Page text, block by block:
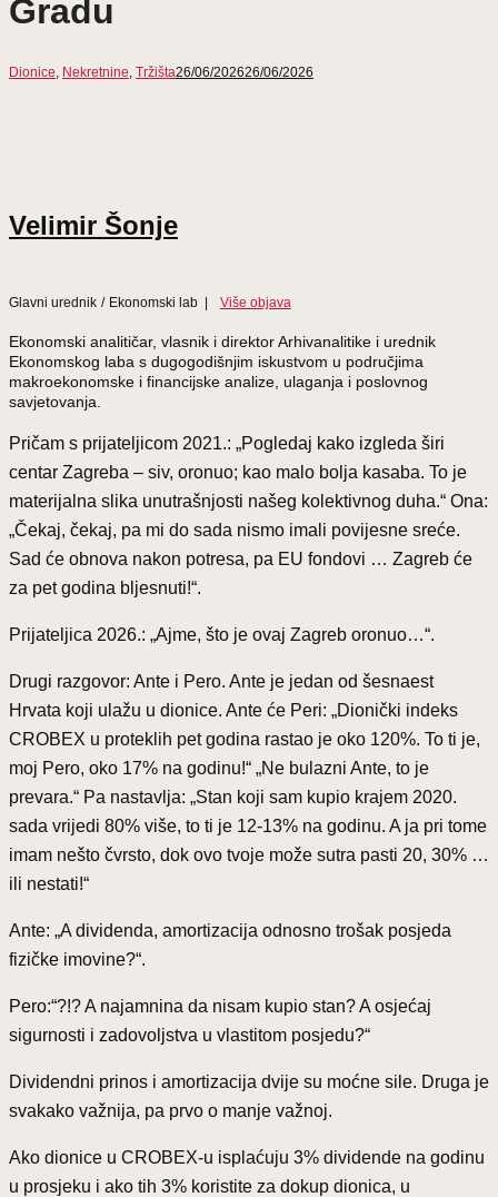
Gradu
Dionice, Nekretnine, Tržišta26/06/202626/06/2026
Velimir Šonje
Glavni urednik / Ekonomski lab | Više objava
Ekonomski analitičar, vlasnik i direktor Arhivanalitike i urednik
Ekonomskog laba s dugogodišnjim iskustvom u područjima
makroekonomske i financijske analize, ulaganja i poslovnog
savjetovanja.
Pričam s prijateljicom 2021.: „Pogledaj kako izgleda širi
centar Zagreba – siv, oronuo; kao malo bolja kasaba. To je
materijalna slika unutrašnjosti našeg kolektivnog duha.“ Ona:
„Čekaj, čekaj, pa mi do sada nismo imali povijesne sreće.
Sad će obnova nakon potresa, pa EU fondovi … Zagreb će
za pet godina bljesnuti!“.
Prijateljica 2026.: „Ajme, što je ovaj Zagreb oronuo…“.
Drugi razgovor: Ante i Pero. Ante je jedan od šesnaest
Hrvata koji ulažu u dionice. Ante će Peri: „Dionički indeks
CROBEX u proteklih pet godina rastao je oko 120%. To ti je,
moj Pero, oko 17% na godinu!“ „Ne bulazni Ante, to je
prevara.“ Pa nastavlja: „Stan koji sam kupio krajem 2020.
sada vrijedi 80% više, to ti je 12-13% na godinu. A ja pri tome
imam nešto čvrsto, dok ovo tvoje može sutra pasti 20, 30% …
ili nestati!“
Ante: „A dividenda, amortizacija odnosno trošak posjeda
fizičke imovine?“.
Pero:“?!? A najamnina da nisam kupio stan? A osjećaj
sigurnosti i zadovoljstva u vlastitom posjedu?“
Dividendni prinos i amortizacija dvije su moćne sile. Druga je
svakako važnija, pa prvo o manje važnoj.
Ako dionice u CROBEX-u isplaćuju 3% dividende na godinu
u prosjeku i ako tih 3% koristite za dokup dionica, u